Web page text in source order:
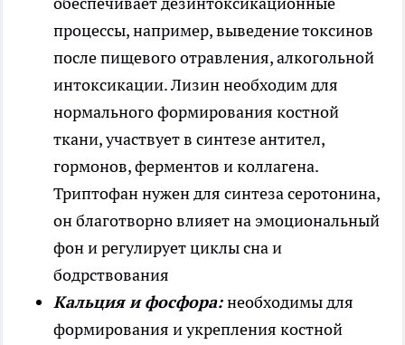
процессы, например, выведение токсинов
после пищевого отравления, алкогольной
интоксикации. Лизин необходим для
нормального формирования костной
ткани, участвует в синтезе антител,
гормонов, ферментов и коллагена.
Триптофан нужен для синтеза серотонина,
он благотворно влияет на эмоциональный
фон и регулирует циклы сна и
бодрствования
Кальция и фосфора:необходимы для
формирования и укрепления костной